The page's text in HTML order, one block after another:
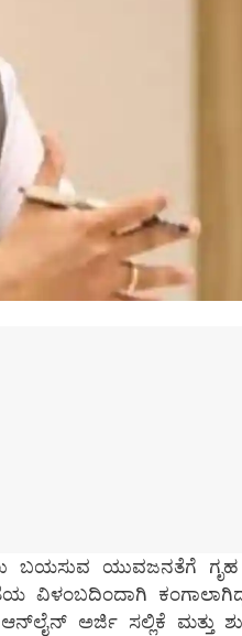
ಬಯಸುವ ಯುವಜನತೆಗೆ
ವಿಳಂಬದಿಂದಾಗಿ
ಅರ್ಜಿ ಸಲ್ಲಿಕೆ ಮತ್ತು